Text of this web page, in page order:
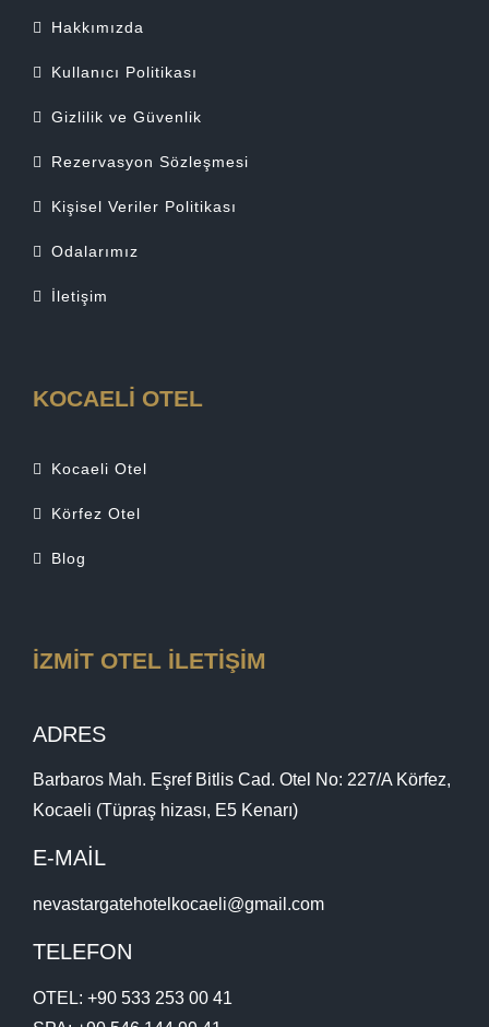
Hakkımızda
Kullanıcı Politikası
Gizlilik ve Güvenlik
Rezervasyon Sözleşmesi
Kişisel Veriler Politikası
Odalarımız
İletişim
KOCAELİ OTEL
Kocaeli Otel
Körfez Otel
Blog
İZMİT OTEL İLETİŞİM
ADRES
Barbaros Mah. Eşref Bitlis Cad. Otel No: 227/A Körfez,
Kocaeli (Tüpraş hizası, E5 Kenarı)
E-MAİL
nevastargatehotelkocaeli@gmail.com
TELEFON
OTEL: +90 533 253 00 41